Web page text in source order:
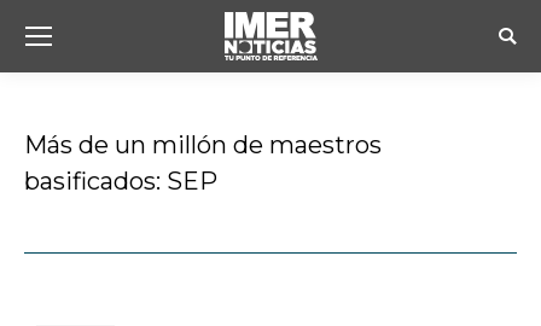
Más de un millón de maestros
basificados: SEP